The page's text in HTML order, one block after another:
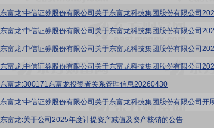
东富龙:中信证券股份有限公司关于东富龙科技集团股份有限公司
东富龙:300171东富龙投资者关系管理信息20260430
东富龙:中信证券股份有限公司关于东富龙科技集团股份有限公司开
东富龙:关于公司2025年度计提资产减值及资产核销的公告